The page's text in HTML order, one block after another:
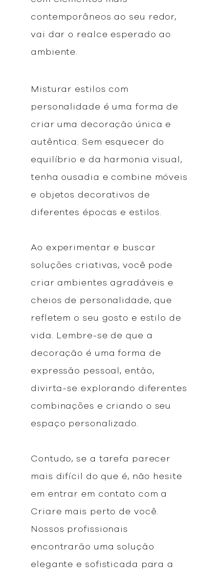
contemporâneos ao seu redor,
vai dar o realce esperado ao
ambiente.
Misturar estilos com
personalidade é uma forma de
criar uma decoração única e
autêntica. Sem esquecer do
equilíbrio e da harmonia visual,
tenha ousadia e combine móveis
e objetos decorativos de
diferentes épocas e estilos.
Ao experimentar e buscar
soluções criativas, você pode
criar ambientes agradáveis e
cheios de personalidade, que
refletem o seu gosto e estilo de
vida. Lembre-se de que a
decoração é uma forma de
expressão pessoal, então,
divirta-se explorando diferentes
combinações e criando o seu
espaço personalizado.
Contudo, se a tarefa parecer
mais difícil do que é, não hesite
em entrar em contato com a
Criare mais perto de você.
Nossos profissionais
encontrarão uma solução
elegante e sofisticada para a